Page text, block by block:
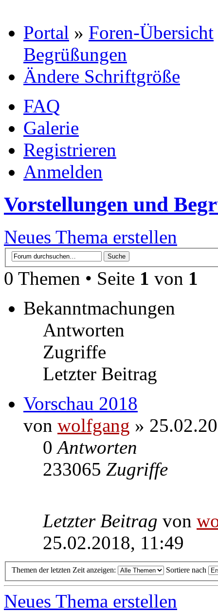
Portal » Foren-Übersicht
Begrüßungen
Ändere Schriftgröße
FAQ
Galerie
Registrieren
Anmelden
Vorstellungen und
Neues Thema erstellen
0 Themen • Seite 1 von 1
Bekanntmachungen
Antworten
Zugriffe
Letzter Beitrag
Vorschau 2018
von wolfgang »
0Antworten
233065 Zugriffe
Letzter Beitrag von
25.02.2018, 11:49
Themen der letzten Zeit anzeigen: Sortiere nach
Neues Thema erstellen